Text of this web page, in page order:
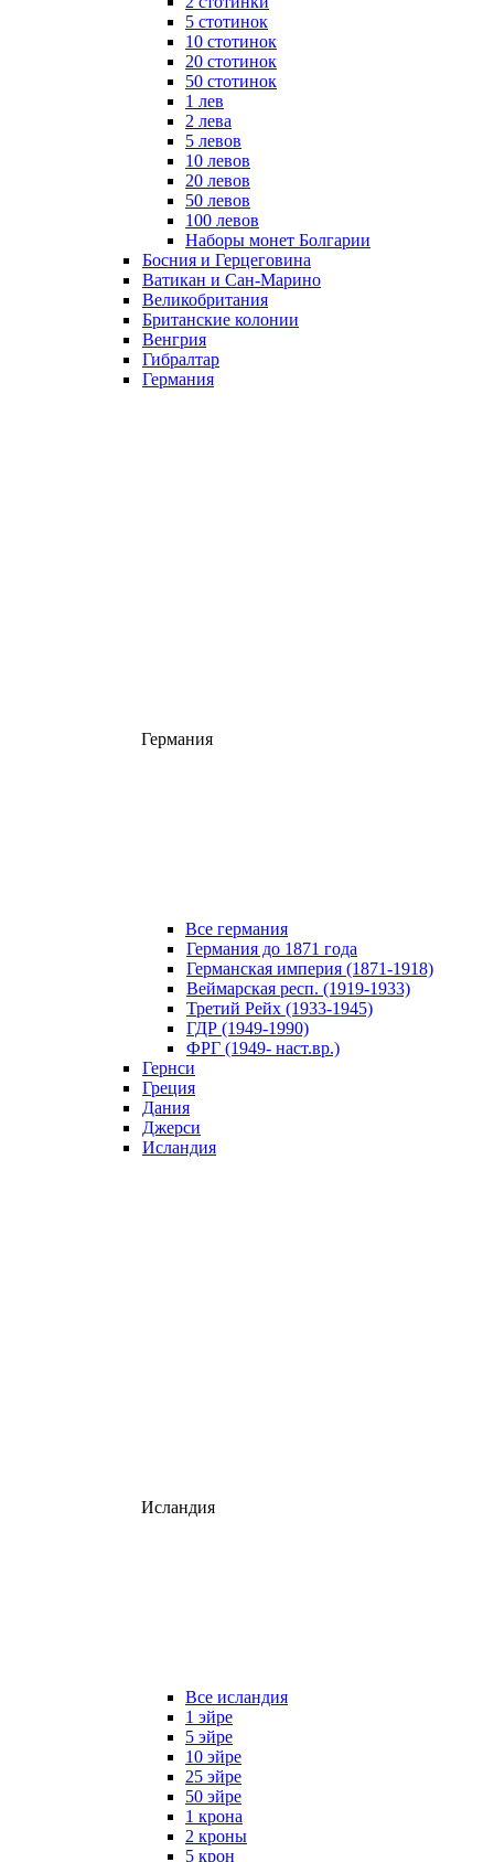
5 стотинок
10 стотинок
20 стотинок
50 стотинок
1 лев
2 лева
5 левов
10 левов
20 левов
50 левов
100 левов
Наборы монет Болгарии
Босния и Герцеговина
Ватикан и Сан-Марино
Великобритания
Британские колонии
Венгрия
Гибралтар
Германия
Германия
Все германия
Германия до 1871 года
Германская империя (1871-1918)
Веймарская респ. (1919-1933)
Третий Рейх (1933-1945)
ГДР (1949-1990)
ФРГ (1949- наст.вр.)
Гернси
Греция
Дания
Джерси
Исландия
Исландия
Все исландия
1 эйре
5 эйре
10 эйре
25 эйре
50 эйре
1 крона
2 кроны
5 крон